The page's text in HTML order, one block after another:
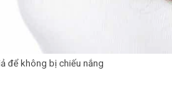
để không bị chiếu nắng